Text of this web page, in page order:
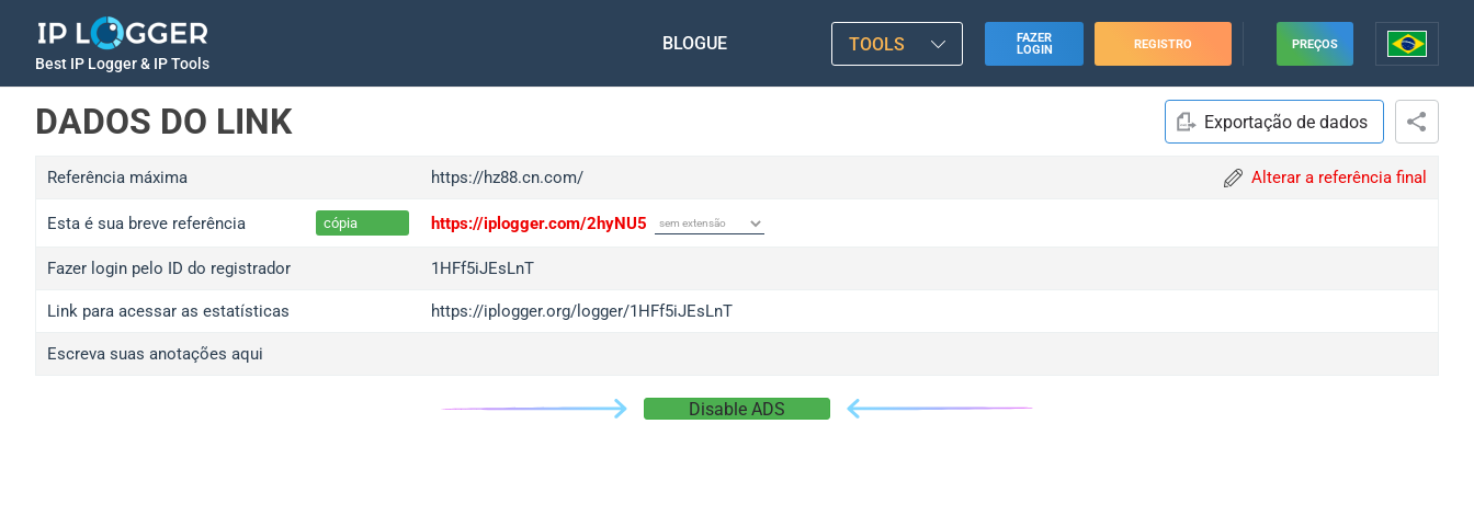
Best IP Logger & IP Tools
BLOGUE TOOLS
FAZER
LOGIN
REGISTRO PREÇOS
DADOS DO LINK Exportação de dados
Referência máxima https://hz88.cn.com/ Alterar a referência final
Esta é sua breve referência cópia https://iplogger.com/2hyNU5
Fazer login pelo ID do registrador 1HFf5iJEsLnT
Link para acessar as estatísticas https://iplogger.org/logger/1HFf5iJEsLnT
Escreva suas anotações aqui
Disable ADS